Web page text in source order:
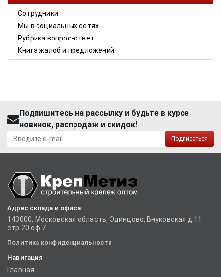
Сотрудники
Мы в социальных сетях
Рубрика вопрос-ответ
Книга жалоб и предложений
Подпишитесь на рассылку и будьте в курсе
новинок, распродаж и скидок!
Подписаться
Адрес склада и офиса:
143000, Московская область, Одинцово, Внуковская д.11
стр.20 оф.7
Политика конфиденциальности
Навигация
Главная